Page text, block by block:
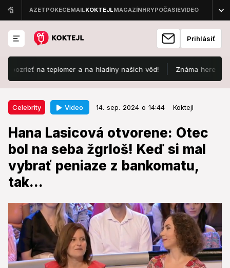
Prihlásiť
na teplomer a na hladiny našich vôd! Známa herečka sa
Celebrity Video 14. sep. 2024 o 14:44 Koktejl
Hana Lasicová otvorene: Otec
bol na seba žgrloš! Keď si mal
vybrať peniaze z bankomatu,
tak...
Celebrity 14. sep. 2024 o 14:44
Hana Lasicová otvorene: Otec bol
na seba žgrloš! Keď si mal vybrať
peniaze z bankomatu, tak...
Čo zdedili Lasicová a Satinská po svojich otcoch?